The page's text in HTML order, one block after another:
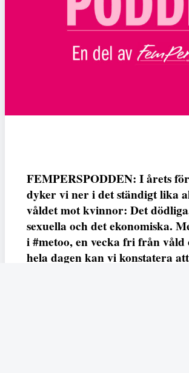
FEMPERSPODDEN: I årets
dyker vi ner i det ständigt lika
våldet mot kvinnor: Det
sexuella och det ekonomiska.
i #metoo, en vecka fri från våld
hela dagen kan vi konstatera